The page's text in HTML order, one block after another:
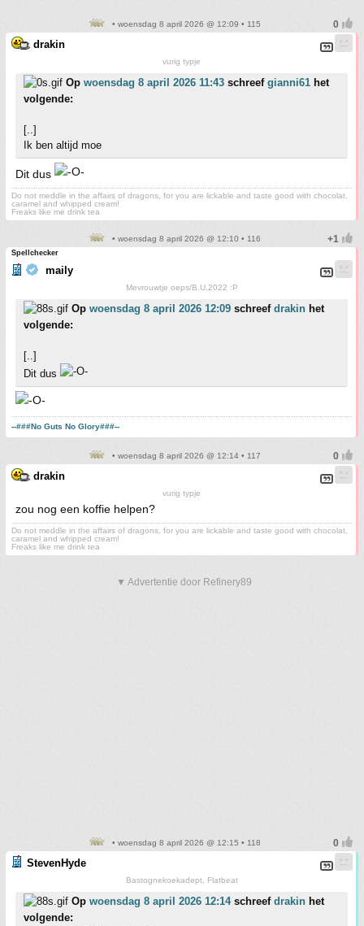
• woensdag 8 april 2026 @ 12:09 • 115
drakin
vurig typje
Op woensdag 8 april 2026 11:43 schreef gianni61 het
volgende:
[..]
Ik ben altijd moe
Dit dus
Do not meddle in the affairs of dragons, for you are lickable and taste good with chocolat,
caramel and whipped cream!
Freaks like me drink tea
• woensdag 8 april 2026 @ 12:10 • 116
Spellchecker
maily
Mevrouwtje oeps/B.U.2022 :P
Op woensdag 8 april 2026 12:09 schreef drakin het
volgende:
[..]
Dit dus
--###No Guts No Glory###--
• woensdag 8 april 2026 @ 12:14 • 117
drakin
vurig typje
zou nog een koffie helpen?
Do not meddle in the affairs of dragons, for you are lickable and taste good with chocolat,
caramel and whipped cream!
Freaks like me drink tea
▼ Advertentie door Refinery89
• woensdag 8 april 2026 @ 12:15 • 118
StevenHyde
Bastognekoekadept, Flatbeat
Op woensdag 8 april 2026 12:14schreef drakin het
volgende: